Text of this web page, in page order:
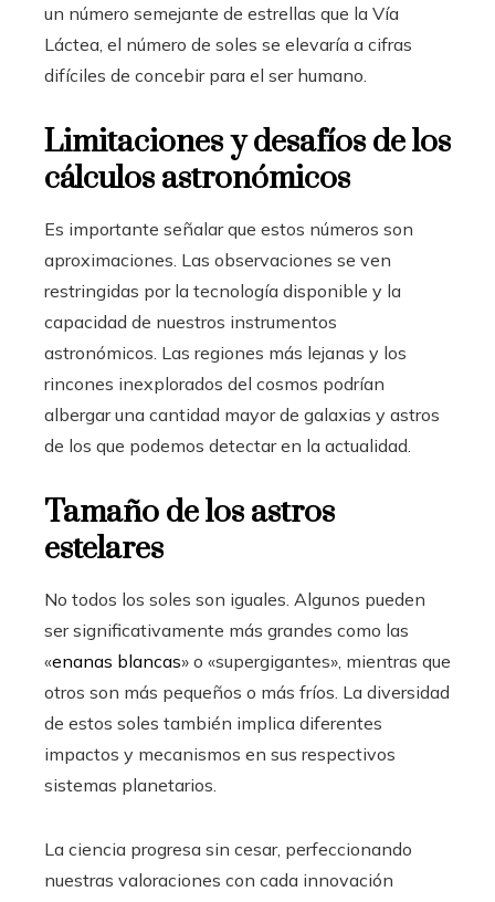
un número semejante de estrellas que la Vía
Láctea, el número de soles se elevaría a cifras
difíciles de concebir para el ser humano.
Limitaciones y desafíos de los
cálculos astronómicos
Es importante señalar que estos números son
aproximaciones. Las observaciones se ven
restringidas por la tecnología disponible y la
capacidad de nuestros instrumentos
astronómicos. Las regiones más lejanas y los
rincones inexplorados del cosmos podrían
albergar una cantidad mayor de galaxias y astros
de los que podemos detectar en la actualidad.
Tamaño de los astros
estelares
No todos los soles son iguales. Algunos pueden
ser significativamente más grandes como las
«enanas blancas» o «supergigantes», mientras que
otros son más pequeños o más fríos. La diversidad
de estos soles también implica diferentes
impactos y mecanismos en sus respectivos
sistemas planetarios.
La ciencia progresa sin cesar, perfeccionando
nuestras valoraciones con cada innovación